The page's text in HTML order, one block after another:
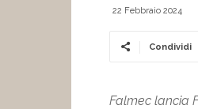
22 Febbraio 2024
Condividi
Falmec lancia